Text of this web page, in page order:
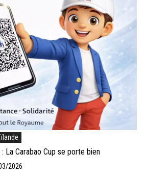
La Carabao Cup se porte bien
2026